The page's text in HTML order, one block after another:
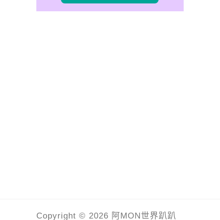
Copyright © 2026 阿MON世界趴趴